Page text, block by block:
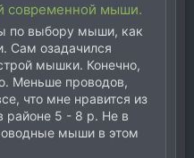
современной мыши.
по выбору мыши, как
Сам озадачился
мышки. Конечно,
Меньше проводов,
что мне нравится из
районе 5 - 8 р. Не в
мыши в этом